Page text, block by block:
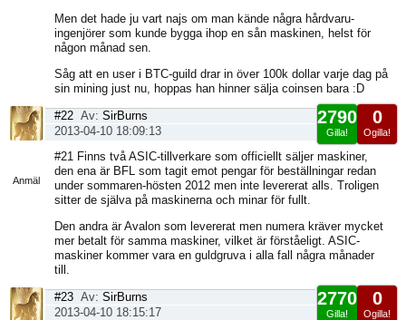
Men det hade ju vart najs om man kände några hårdvaru-
ingenjörer som kunde bygga ihop en sån maskinen, helst för
någon månad sen.
Såg att en user i BTC-guild drar in över 100k dollar varje dag på
sin mining just nu, hoppas han hinner sälja coinsen bara :D
Anmäl
0
Ogilla!
2790
Gilla!
#22 Av: SirBurns
2013-04-10 18:09:13
#21 Finns två ASIC-tillverkare som officiellt säljer maskiner,
den ena är BFL som tagit emot pengar för beställningar redan
under sommaren-hösten 2012 men inte levererat alls. Troligen
sitter de själva på maskinerna och minar för fullt.
Den andra är Avalon som levererat men numera kräver mycket
mer betalt för samma maskiner, vilket är förståeligt. ASIC-
maskiner kommer vara en guldgruva i alla fall några månader
till.
0
Ogilla!
2770
Gilla!
#23 Av: SirBurns
2013-04-10 18:15:17